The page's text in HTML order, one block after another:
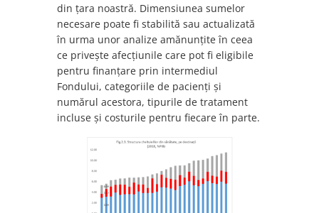
din țara noastră. Dimensiunea sumelor
necesare poate fi stabilită sau actualizată
în urma unor analize amănunțite în ceea
ce privește afecțiunile care pot fi eligibile
pentru finanțare prin intermediul
Fondului, categoriile de pacienți și
numărul acestora, tipurile de tratament
incluse și costurile pentru fiecare în parte.